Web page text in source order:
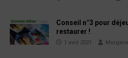
Conseil n°3 pour
restaurer !
1 avril 2021